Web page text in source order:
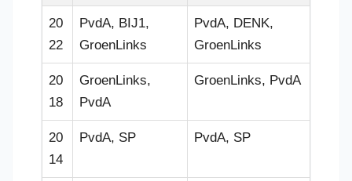
20
22
PvdA, BIJ1,
GroenLinks
PvdA, DENK,
GroenLinks
20
18
GroenLinks,
PvdA
GroenLinks, PvdA
20
14
PvdA, SP PvdA, SP